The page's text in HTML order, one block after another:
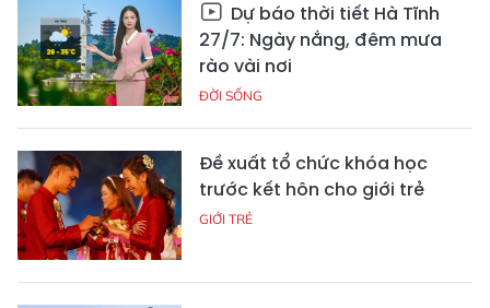
Dự báo thời tiết Hà Tĩnh
27/7: Ngày nắng, đêm mưa
rào vài nơi
ĐỜI SỐNG
Đề xuất tổ chức khóa học
trước kết hôn cho giới trẻ
GIỚI TRẺ